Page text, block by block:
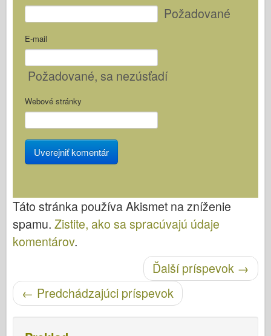
Požadované
E-mail
Požadované, sa nezúsťadí
Webové stránky
Táto stránka používa Akismet na zníženie
spamu. Zistite, ako sa spracúvajú údaje
komentárov.
Ďalší príspevok →
← Predchádzajúci príspevok